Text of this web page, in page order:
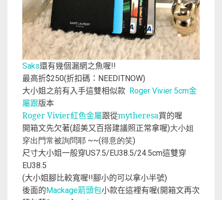
Saks還有幾個漏網之魚喔!!
最高折$250(折扣碼： NEEDITNOW)
大小姐之前有入手這雙相似款 Roger Vivier 5cm金
屬跟版本
Roger Vivier紅色金屬跟從mytheresa買的喔
開箱文先欠著(超美又百搭建議照正常拿喔)大小姐
穿出門常被詢問耶 ~~(得意的笑)
尺寸大小姐一般穿US7.5/EU38.5/24.5cm這雙穿
EU38.5
(大小姐腳比較寬喔!!腳小的可以拿小半號)
後面的Mackage箭頭包小款在這裡有喔(開箱文再次